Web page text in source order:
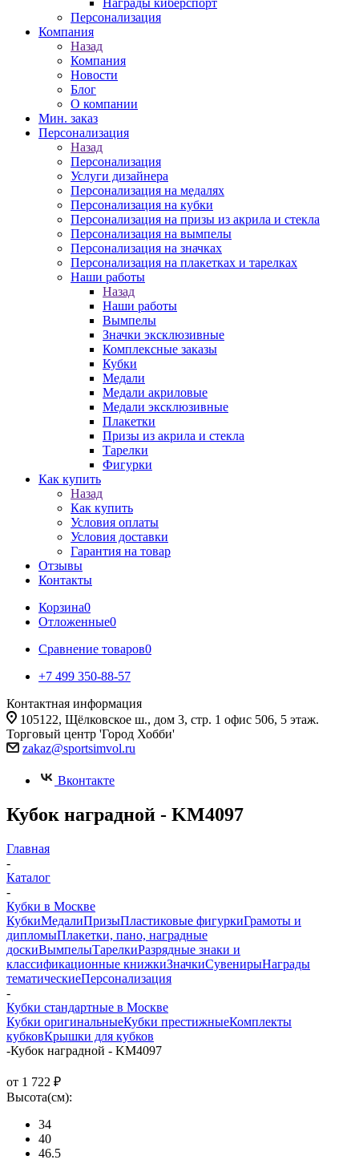
Награды киберспорт
Персонализация
Компания
Назад
Компания
Новости
Блог
О компании
Мин. заказ
Персонализация
Назад
Персонализация
Услуги дизайнера
Персонализация на медалях
Персонализация на кубки
Персонализация на призы из акрила и стекла
Персонализация на вымпелы
Персонализация на значках
Персонализация на плакетках и тарелках
Наши работы
Назад
Наши работы
Вымпелы
Значки эксклюзивные
Комплексные заказы
Кубки
Медали
Медали акриловые
Медали эксклюзивные
Плакетки
Призы из акрила и стекла
Тарелки
Фигурки
Как купить
Назад
Как купить
Условия оплаты
Условия доставки
Гарантия на товар
Отзывы
Контакты
Корзина0
Отложенные0
Сравнение товаров0
+7 499 350-88-57
Контактная информация
105122, Щёлковское ш., дом 3, стр. 1 офис 506, 5 этаж.
Торговый центр 'Город Хобби'
zakaz@sportsimvol.ru
Вконтакте
Кубок наградной - KM4097
Главная
-
Каталог
-
Кубки в Москве
КубкиМедалиПризыПластиковые фигуркиГрамоты и
дипломыПлакетки, пано, наградные
доскиВымпелыТарелкиРазрядные знаки и
классификационные книжкиЗначкиСувенирыНаграды
тематическиеПерсонализация
-
Кубки стандартные в Москве
Кубки оригинальныеКубки престижныеКомплекты
кубковКрышки для кубков
-Кубок наградной - KM4097
от 1 722 ₽
Высота(см):
34
40
46.5